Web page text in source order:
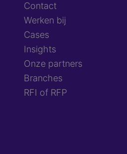
Contact
Werken bij
Cases
Insights
Onze partners
Branches
RFI of RFP